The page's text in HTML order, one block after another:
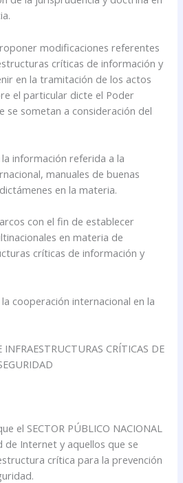
modificaciones referentes
críticas de información y
en la tramitación de los actos
el particular dicte el Poder
se sometan a consideración del
información referida a la
manuales de buenas
en la materia.
con el fin de establecer
en materia de
críticas de información y
cooperación internacional en la
CRÍTICAS DE
el SECTOR PÚBLICO NACIONAL
Internet y aquellos que se
crítica para la prevención